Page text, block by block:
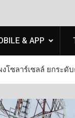
& APP
โซลาร์เซลล์ ยกระดั